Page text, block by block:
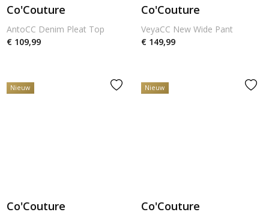
Co'Couture
AntoCC Denim Pleat Top
€ 109,99
Co'Couture
VeyaCC New Wide Pant
€ 149,99
Nieuw
Co'Couture
Nieuw
Co'Couture